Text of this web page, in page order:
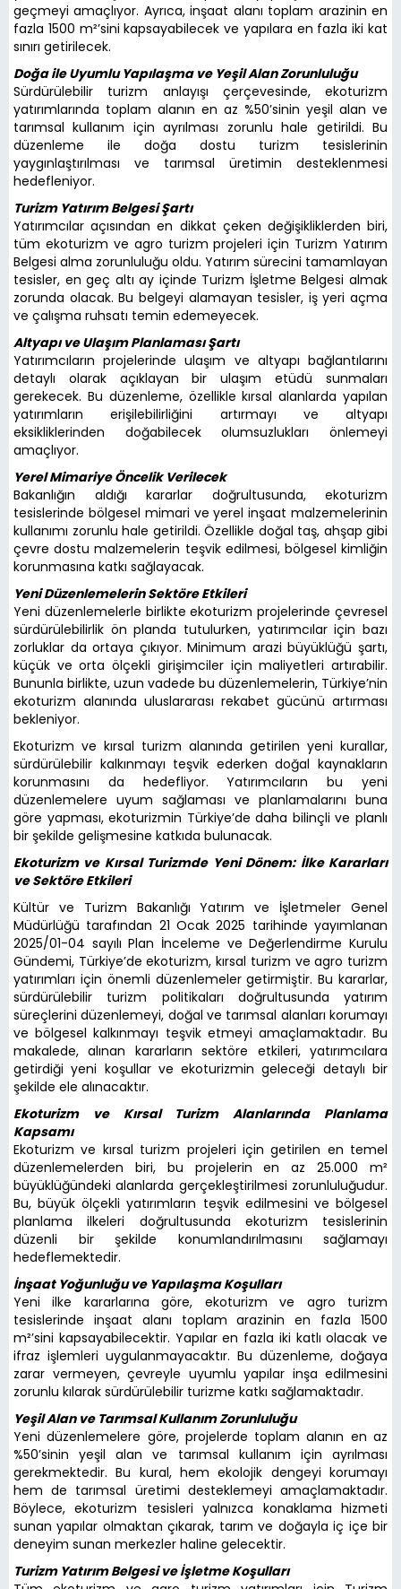
geçmeyi amaçlıyor. Ayrıca, inşaat alanı toplam arazinin en
fazla 1500 m²’sini kapsayabilecek ve yapılara en fazla iki kat
sınırı getirilecek.
Doğa ile Uyumlu Yapılaşma ve Yeşil Alan Zorunluluğu
Sürdürülebilir turizm anlayışı çerçevesinde, ekoturizm
yatırımlarında toplam alanın en az %50’sinin yeşil alan ve
tarımsal kullanım için ayrılması zorunlu hale getirildi. Bu
düzenleme ile doğa dostu turizm tesislerinin
yaygınlaştırılması ve tarımsal üretimin desteklenmesi
hedefleniyor.
Turizm Yatırım Belgesi Şartı
Yatırımcılar açısından en dikkat çeken değişikliklerden biri,
tüm ekoturizm ve agro turizm projeleri için Turizm Yatırım
Belgesi alma zorunluluğu oldu. Yatırım sürecini tamamlayan
tesisler, en geç altı ay içinde Turizm İşletme Belgesi almak
zorunda olacak. Bu belgeyi alamayan tesisler, iş yeri açma
ve çalışma ruhsatı temin edemeyecek.
Altyapı ve Ulaşım Planlaması Şartı
Yatırımcıların projelerinde ulaşım ve altyapı bağlantılarını
detaylı olarak açıklayan bir ulaşım etüdü sunmaları
gerekecek. Bu düzenleme, özellikle kırsal alanlarda yapılan
yatırımların erişilebilirliğini artırmayı ve altyapı
eksikliklerinden doğabilecek olumsuzlukları önlemeyi
amaçlıyor.
Yerel Mimariye Öncelik Verilecek
Bakanlığın aldığı kararlar doğrultusunda, ekoturizm
tesislerinde bölgesel mimari ve yerel inşaat malzemelerinin
kullanımı zorunlu hale getirildi. Özellikle doğal taş, ahşap gibi
çevre dostu malzemelerin teşvik edilmesi, bölgesel kimliğin
korunmasına katkı sağlayacak.
Yeni Düzenlemelerin Sektöre Etkileri
Yeni düzenlemelerle birlikte ekoturizm projelerinde çevresel
sürdürülebilirlik ön planda tutulurken, yatırımcılar için bazı
zorluklar da ortaya çıkıyor. Minimum arazi büyüklüğü şartı,
küçük ve orta ölçekli girişimciler için maliyetleri artırabilir.
Bununla birlikte, uzun vadede bu düzenlemelerin, Türkiye’nin
ekoturizm alanında uluslararası rekabet gücünü artırması
bekleniyor.
Ekoturizm ve kırsal turizm alanında getirilen yeni kurallar,
sürdürülebilir kalkınmayı teşvik ederken doğal kaynakların
korunmasını da hedefliyor. Yatırımcıların bu yeni
düzenlemelere uyum sağlaması ve planlamalarını buna
göre yapması, ekoturizmin Türkiye’de daha bilinçli ve planlı
bir şekilde gelişmesine katkıda bulunacak.
Ekoturizm ve Kırsal Turizmde Yeni Dönem: İlke Kararları
ve Sektöre Etkileri
Kültür ve Turizm Bakanlığı Yatırım ve İşletmeler Genel
Müdürlüğü tarafından 21 Ocak 2025 tarihinde yayımlanan
2025/01-04 sayılı Plan İnceleme ve Değerlendirme Kurulu
Gündemi, Türkiye’de ekoturizm, kırsal turizm ve agro turizm
yatırımları için önemli düzenlemeler getirmiştir. Bu kararlar,
sürdürülebilir turizm politikaları doğrultusunda yatırım
süreçlerini düzenlemeyi, doğal ve tarımsal alanları korumayı
ve bölgesel kalkınmayı teşvik etmeyi amaçlamaktadır. Bu
makalede, alınan kararların sektöre etkileri, yatırımcılara
getirdiği yeni koşullar ve ekoturizmin geleceği detaylı bir
şekilde ele alınacaktır.
Ekoturizm ve Kırsal Turizm Alanlarında Planlama
Kapsamı
Ekoturizm ve kırsal turizm projeleri için getirilen en temel
düzenlemelerden biri, bu projelerin en az 25.000 m²
büyüklüğündeki alanlarda gerçekleştirilmesi zorunluluğudur.
Bu, büyük ölçekli yatırımların teşvik edilmesini ve bölgesel
planlama ilkeleri doğrultusunda ekoturizm tesislerinin
düzenli bir şekilde konumlandırılmasını sağlamayı
hedeflemektedir.
İnşaat Yoğunluğu ve Yapılaşma Koşulları
Yeni ilke kararlarına göre, ekoturizm ve agro turizm
tesislerinde inşaat alanı toplam arazinin en fazla 1500
m²’sini kapsayabilecektir. Yapılar en fazla iki katlı olacak ve
ifraz işlemleri uygulanmayacaktır. Bu düzenleme, doğaya
zarar vermeyen, çevreyle uyumlu yapılar inşa edilmesini
zorunlu kılarak sürdürülebilir turizme katkı sağlamaktadır.
Yeşil Alan ve Tarımsal Kullanım Zorunluluğu
Yeni düzenlemelere göre, projelerde toplam alanın en az
%50’sinin yeşil alan ve tarımsal kullanım için ayrılması
gerekmektedir. Bu kural, hem ekolojik dengeyi korumayı
hem de tarımsal üretimi desteklemeyi amaçlamaktadır.
Böylece, ekoturizm tesisleri yalnızca konaklama hizmeti
sunan yapılar olmaktan çıkarak, tarım ve doğayla iç içe bir
deneyim sunan merkezler haline gelecektir.
Turizm Yatırım Belgesi ve İşletme Koşulları